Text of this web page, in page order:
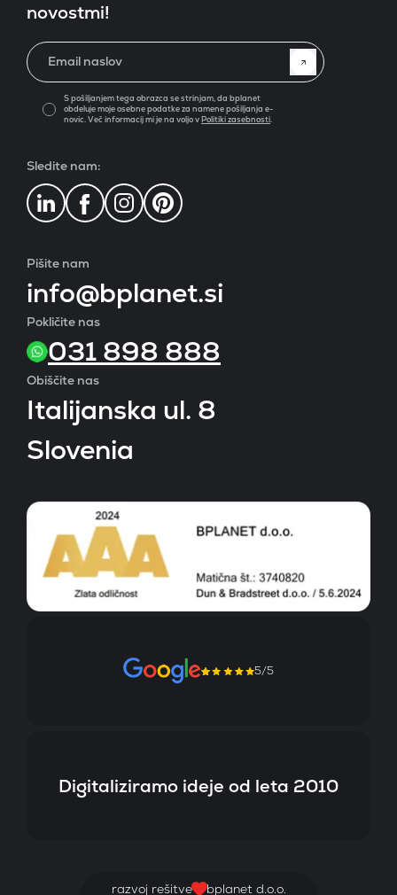
novostmi!
Email naslov
S pošiljanjem tega obrazca se strinjam, da bplanet
obdeluje moje osebne podatke za namene pošiljanja e-
novic. Več informacij mi je na voljo vPolitiki zasebnosti.
Sledite nam:
Pišite nam
info@bplanet.si
Pokličite nas
031 898 888
Obiščite nas
Italijanska ul. 8
Slovenia
5/5
Digitaliziramo ideje od leta 2010
razvoj rešitve bplanet d.o.o.